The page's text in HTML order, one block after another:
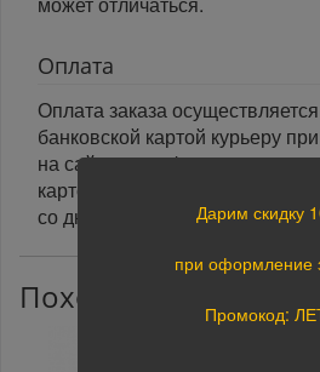
Оплата
Оплата заказа
банковской картой курьеру
на сайте при оформлении
картой на сайте указанный
со дня поступления оплаты.
Похожие товары
Дарим скидку
при оформление
Промокод: